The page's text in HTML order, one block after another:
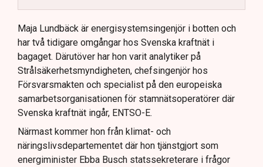
Maja Lundbäck är energisystemsingenjör i botten och
har två tidigare omgångar hos Svenska kraftnät i
bagaget. Därutöver har hon varit analytiker på
Strålsäkerhetsmyndigheten, chefsingenjör hos
Försvarsmakten och specialist på den europeiska
samarbetsorganisationen för stamnätsoperatörer där
Svenska kraftnät ingår, ENTSO-E.
Närmast kommer hon från klimat- och
näringslivsdepartementet där hon tjänstgjort som
energiminister Ebba Busch statssekreterare i frågor